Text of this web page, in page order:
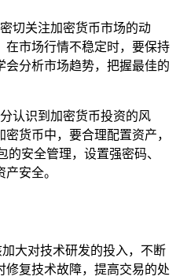
切关注加密货币市场的动
在市场行情不稳定时，要保持
会分析市场趋势，把握最佳的
认识到加密货币投资的风
货币中，要合理配置资产，
的安全管理，设置强密码、
安全。
加大对技术研发的投入，不断
复技术故障，提高交易的处